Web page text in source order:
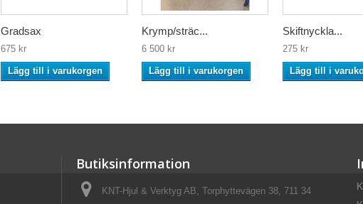
Gradsax
675 kr
Lägg till i varukorgen
Krymp/sträc...
6 500 kr
Lägg till i varukorgen
Skiftnyckla...
275 kr
Lägg till i
Butiksinformation
KNT-Hjul & Verktyg AB, Torphyttevägen 38, 711 34